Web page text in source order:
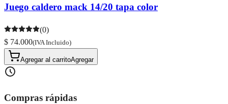
Juego caldero mack 14/20 tapa color
(0)
$ 74.000(IVA Incluido)
Agregar al carritoAgregar
Compras rápidas